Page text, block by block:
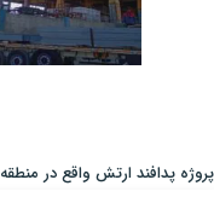
پروژه پدافند ارتش واقع در منطقه 22 چیتگر (آبان 1404)